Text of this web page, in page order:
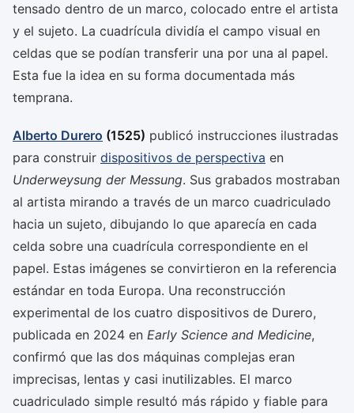
tensado dentro de un marco, colocado entre el artista
y el sujeto. La cuadrícula dividía el campo visual en
celdas que se podían transferir una por una al papel.
Esta fue la idea en su forma documentada más
temprana.
Alberto Durero (1525) publicó instrucciones ilustradas
para construir dispositivos de perspectiva en
Underweysung der Messung. Sus grabados mostraban
al artista mirando a través de un marco cuadriculado
hacia un sujeto, dibujando lo que aparecía en cada
celda sobre una cuadrícula correspondiente en el
papel. Estas imágenes se convirtieron en la referencia
estándar en toda Europa. Una reconstrucción
experimental de los cuatro dispositivos de Durero,
publicada en 2024 en Early Science and Medicine,
confirmó que las dos máquinas complejas eran
imprecisas, lentas y casi inutilizables. El marco
cuadriculado simple resultó más rápido y fiable para